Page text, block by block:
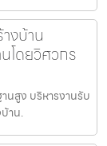
งบ้าน
โดยวิศวกร
นสูง บริหารงานรับ
าน.